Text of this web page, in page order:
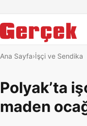
Ana Sayfa İşçi ve Sendika
Polyak’ta
maden